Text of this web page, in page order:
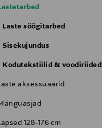
Laste söögitarbed
Sisekujundus
Kodutekstiilid & voodiriided
aksessuaarid
128-176 cm